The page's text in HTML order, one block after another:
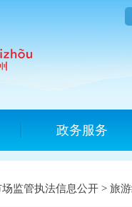
政务服务
监管执法信息公开 > 旅